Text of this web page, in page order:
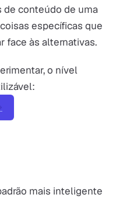
de conteúdo de uma
específicas que
face às alternativas.
o nível
mais inteligente